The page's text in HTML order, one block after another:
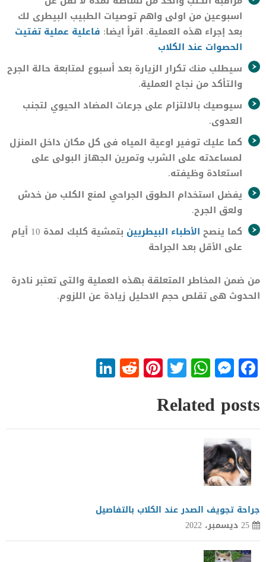
اسبوعين من اولى واهم توصيات الطبيب البيطرى لك
بعد إجراء هذه العملية. اقرأ ايضا: فاعلية عملية تفتيت
الحصوات عند الكلاب
سيطلب منك تكرار الزيارة بعد أسبوع لمتابعة حالة الجرح
والتأكد من نجاح العملية.
سيوصيك بالالتزام على جرعات المضاد الحيوي لتجنب
العدوى.
كما عليك توفير اوعية المياه فى كل مكان داخل المنزل
لمساعدته على الشرب وتمرين الجهاز البولى على
استعادة وظيفته.
يفضل استخدام الطوق الجراحي لمنع الكلب من خدش
ولعق الجرح.
كما ينصح الأطباء البيطريين
بتمشية كلبك لمدة 10 أيام
على الأقل بعد الجراحة
من ضمن المخاطر المتعلقة بهذه العملية والتى تعتبر نادرة
الحدوث هى تقلص حجم الاحليل زيادة عن اللزوم.
Facebook
Messenger
WhatsApp
Twitter
Pinterest
Reddit
Related posts
جراحة تجويف الصدر عند الكلاب بالتفاصيل
25 ديسمبر، 2022